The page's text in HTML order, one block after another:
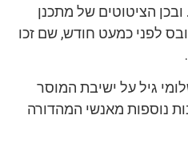
הציטוטים של מתכנן
לפני כמעט חודש, שם זכו
גיל על ישיבת המוסר
נוספות מאנשי המהדורה